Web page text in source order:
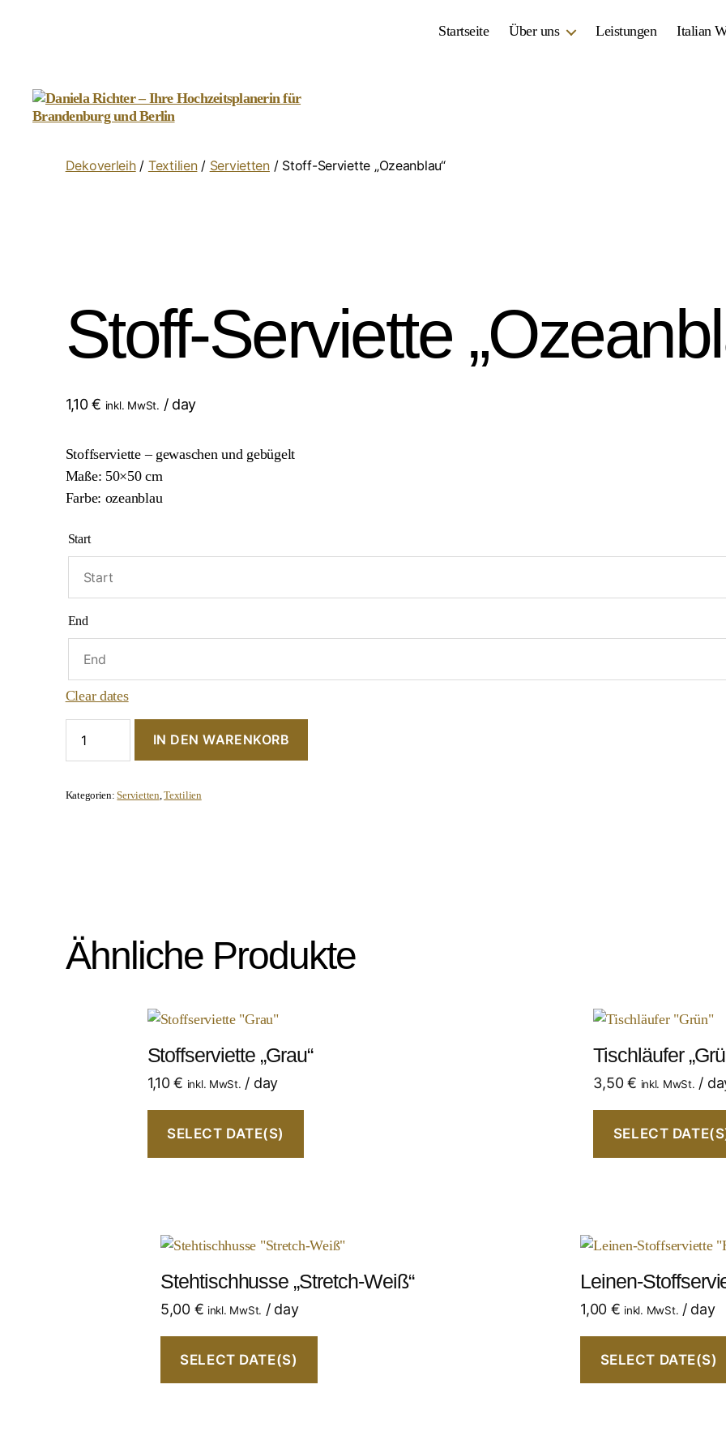
Startseite Über uns Leistungen Italian
Dekoverleih/ Textilien/ Servietten/ Stoff-Serviette „Ozeanblau“
Stoff-Serviette
1,10€ inkl. MwSt. / day
Stoffserviette – gewaschen und gebügelt
Maße: 50×50 cm
Farbe: ozeanblau
Start
End
Clear dates
Serviette
IN DEN WARENKORB
Kategorien:Servietten,Textilien
Ähnliche Produkte
Stoffserviette „Grau“
1,10€ inkl. MwSt. / day
SELECT DATE(S)
Tischläufer
3,50€ inkl. MwSt. /
SELECT
Stehtischhusse „Stretch-Weiß“
5,00 € inkl. MwSt. / day
SELECT DATE(S)
Leinen-
1,00 € inkl. MwSt. / day
SELECT DATE(S)